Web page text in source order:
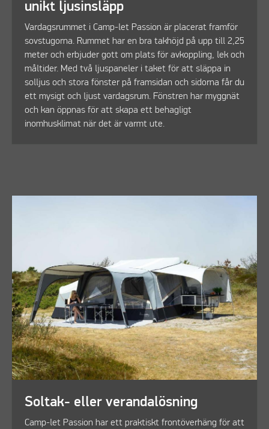
unikt ljusinsläpp
Vardagsrummet i Camp-let Passion är placerat framför
sovstugorna. Rummet har en bra takhöjd på upp till 2,25
meter och erbjuder gott om plats för avkoppling, lek och
måltider. Med två ljuspaneler i taket för att släppa in
solljus och stora fönster på framsidan och sidorna får du
ett mysigt och ljust vardagsrum. Fönstren har myggnät
och kan öppnas för att skapa ett behagligt
inomhusklimat när det är varmt ute.
Soltak- eller verandalösning
Camp-let Passion har ett praktiskt frontöverhäng för att